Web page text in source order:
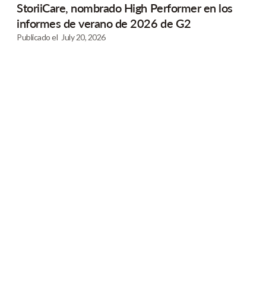
StoriiCare, nombrado High Performer en los
informes de verano de 2026 de G2
Publicado el July 20, 2026